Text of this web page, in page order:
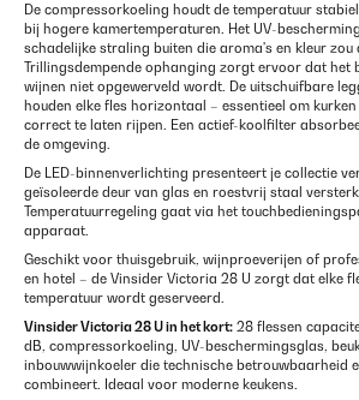
De compressorkoeling houdt de temperatuur
bij hogere kamertemperaturen. Het UV-
schadelijke straling buiten die aroma's en kleur zou
Trillingsdempende ophanging zorgt ervoor dat het
wijnen niet opgewerveld wordt. De uitschuifbare
houden elke fles horizontaal – essentieel om
correct te laten rijpen. Een actief-koolfilter
de omgeving.
De LED-binnenverlichting presenteert je collectie
geïsoleerde deur van glas en roestvrij staal
Temperatuurregeling gaat via het
apparaat.
Geschikt voor thuisgebruik, wijnproeverijen of
en hotel – de Vinsider Victoria 28 U zorgt dat elke
temperatuur wordt geserveerd.
Vinsider Victoria 28 U in het kort: 28 flessen
dB, compressorkoeling, UV-beschermingsglas,
inbouwwijnkoeler die technische betrouwbaarheid
combineert. Ideaal voor moderne keukens.